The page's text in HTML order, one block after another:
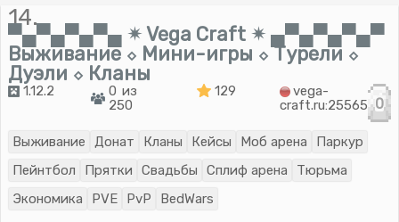
14.
▀▄▀▄▀▄▀▄ ✴ Vega Craft ✴ ▄▀▄▀▄▀▄▀
Выживание ⬦ Мини-игры ⬦ Турели ⬦
Дуэли ⬦ Кланы
1.12.2
0 из
250
129
vega-
craft.ru:25565 0
Выживание Донат Кланы Кейсы Моб арена
Паркур
Пейнтбол
Прятки Свадьбы Сплиф арена
Тюрьма
Экономика
PVE PvP BedWars